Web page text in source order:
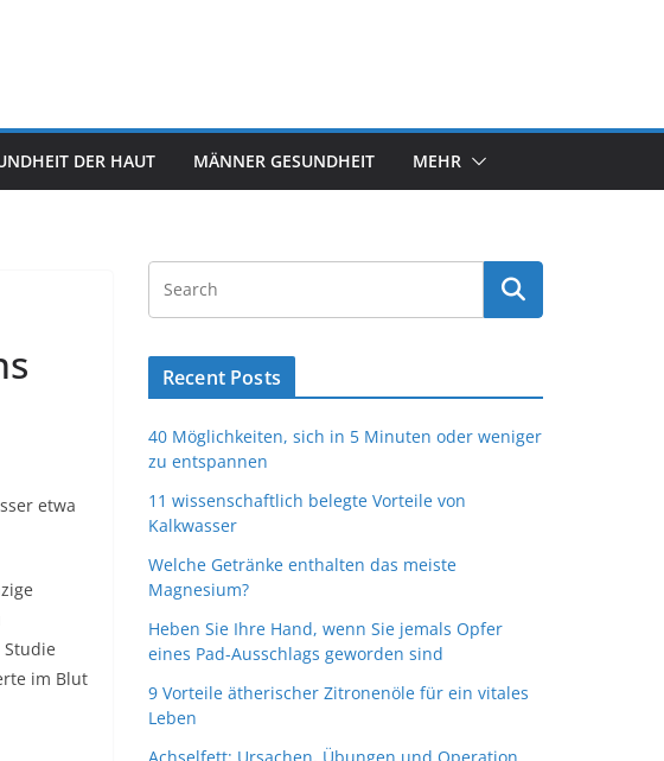
DER HAUT MÄNNER GESUNDHEIT MEHR
etwa
im Blut
Recent Posts
40 Möglichkeiten, sich in 5 Minuten oder weniger
zu entspannen
11 wissenschaftlich belegte Vorteile von
Kalkwasser
Welche Getränke enthalten das meiste
Magnesium?
Heben Sie Ihre Hand, wenn Sie jemals Opfer
eines Pad-Ausschlags geworden sind
9 Vorteile ätherischer Zitronenöle für ein vitales
Leben